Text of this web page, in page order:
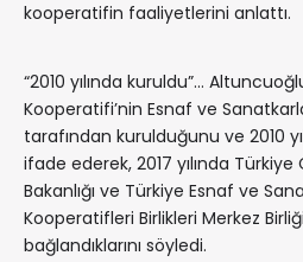
kooperatifin faaliyetlerini anlattı.
“2010 yılında kuruldu”…
Kooperatifi’nin Esnaf ve
tarafından kurulduğunu ve 2010
ifade ederek, 2017 yılında
Bakanlığı ve Türkiye Esnaf ve
Kooperatifleri Birlikleri Merkez
bağlandıklarını söyledi.